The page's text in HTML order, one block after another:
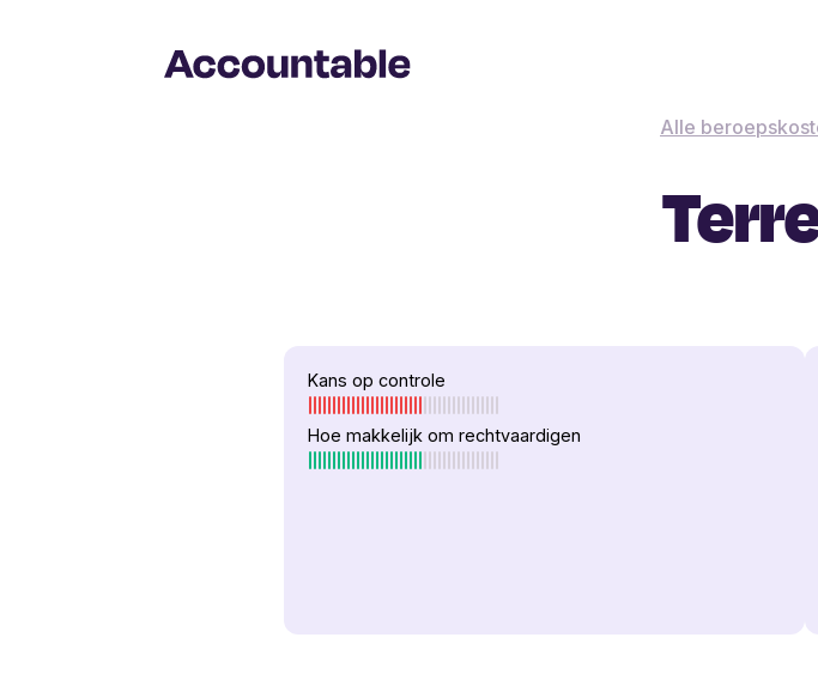
Alle
Kans op controle
Hoe makkelijk om rechtvaardigen